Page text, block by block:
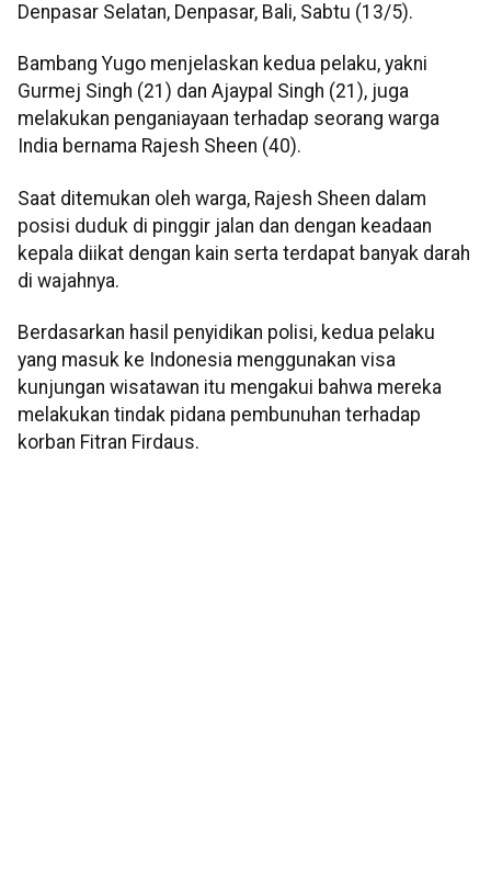
Denpasar Selatan, Denpasar, Bali, Sabtu (13/5).
Bambang Yugo menjelaskan kedua pelaku, yakni
Gurmej Singh (21) dan Ajaypal Singh (21), juga
melakukan penganiayaan terhadap seorang warga
India bernama Rajesh Sheen (40).
Saat ditemukan oleh warga, Rajesh Sheen dalam
posisi duduk di pinggir jalan dan dengan keadaan
kepala diikat dengan kain serta terdapat banyak darah
di wajahnya.
Berdasarkan hasil penyidikan polisi, kedua pelaku
yang masuk ke Indonesia menggunakan visa
kunjungan wisatawan itu mengakui bahwa mereka
melakukan tindak pidana pembunuhan terhadap
korban Fitran Firdaus.